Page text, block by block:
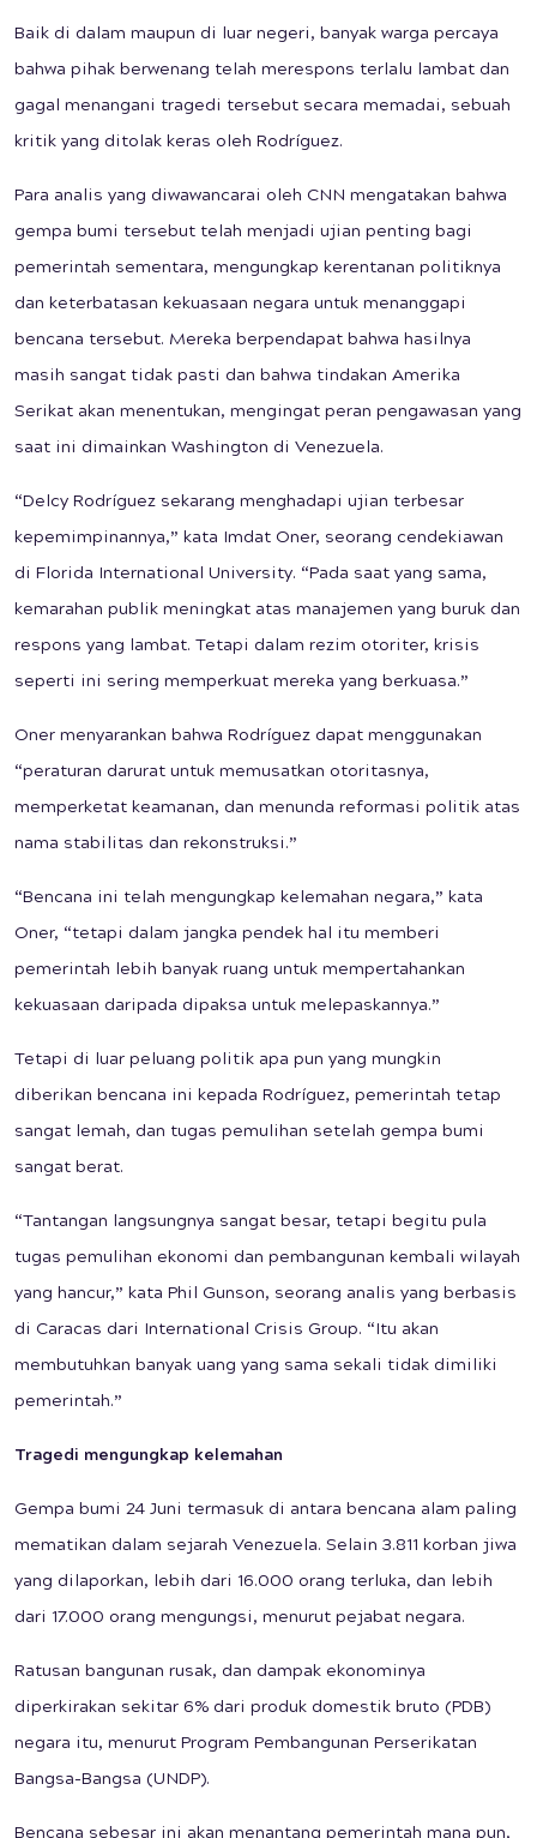
Baik di dalam maupun di luar negeri, banyak warga percaya
bahwa pihak berwenang telah merespons terlalu lambat dan
gagal menangani tragedi tersebut secara memadai, sebuah
kritik yang ditolak keras oleh Rodríguez.
Para analis yang diwawancarai oleh CNN mengatakan bahwa
gempa bumi tersebut telah menjadi ujian penting bagi
pemerintah sementara, mengungkap kerentanan politiknya
dan keterbatasan kekuasaan negara untuk menanggapi
bencana tersebut. Mereka berpendapat bahwa hasilnya
masih sangat tidak pasti dan bahwa tindakan Amerika
Serikat akan menentukan, mengingat peran pengawasan yang
saat ini dimainkan Washington di Venezuela.
“Delcy Rodríguez sekarang menghadapi ujian terbesar
kepemimpinannya,” kata Imdat Oner, seorang cendekiawan
di Florida International University. “Pada saat yang sama,
kemarahan publik meningkat atas manajemen yang buruk dan
respons yang lambat. Tetapi dalam rezim otoriter, krisis
seperti ini sering memperkuat mereka yang berkuasa.”
Oner menyarankan bahwa Rodríguez dapat menggunakan
“peraturan darurat untuk memusatkan otoritasnya,
memperketat keamanan, dan menunda reformasi politik atas
nama stabilitas dan rekonstruksi.”
“Bencana ini telah mengungkap kelemahan negara,” kata
Oner, “tetapi dalam jangka pendek hal itu memberi
pemerintah lebih banyak ruang untuk mempertahankan
kekuasaan daripada dipaksa untuk melepaskannya.”
Tetapi di luar peluang politik apa pun yang mungkin
diberikan bencana ini kepada Rodríguez, pemerintah tetap
sangat lemah, dan tugas pemulihan setelah gempa bumi
sangat berat.
“Tantangan langsungnya sangat besar, tetapi begitu pula
tugas pemulihan ekonomi dan pembangunan kembali wilayah
yang hancur,” kata Phil Gunson, seorang analis yang berbasis
di Caracas dari International Crisis Group. “Itu akan
membutuhkan banyak uang yang sama sekali tidak dimiliki
pemerintah.”
Tragedi mengungkap kelemahan
Gempa bumi 24 Juni termasuk di antara bencana alam paling
mematikan dalam sejarah Venezuela. Selain 3.811 korban jiwa
yang dilaporkan, lebih dari 16.000 orang terluka, dan lebih
dari 17.000 orang mengungsi, menurut pejabat negara.
Ratusan bangunan rusak, dan dampak ekonominya
diperkirakan sekitar 6% dari produk domestik bruto (PDB)
negara itu, menurut Program Pembangunan Perserikatan
Bangsa-Bangsa (UNDP).